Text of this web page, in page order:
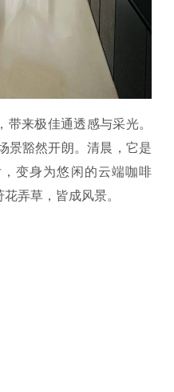
来极佳通透感与采光。
景豁然开朗。清晨，它是
变身为悠闲的云端咖啡
弄草，皆成风景。